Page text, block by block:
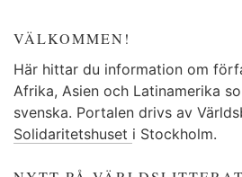
VÄLKOMMEN!
Här hittar du information om
Afrika, Asien och Latinamerika
svenska. Portalen drivs av
Solidaritetshuset i Stockholm.